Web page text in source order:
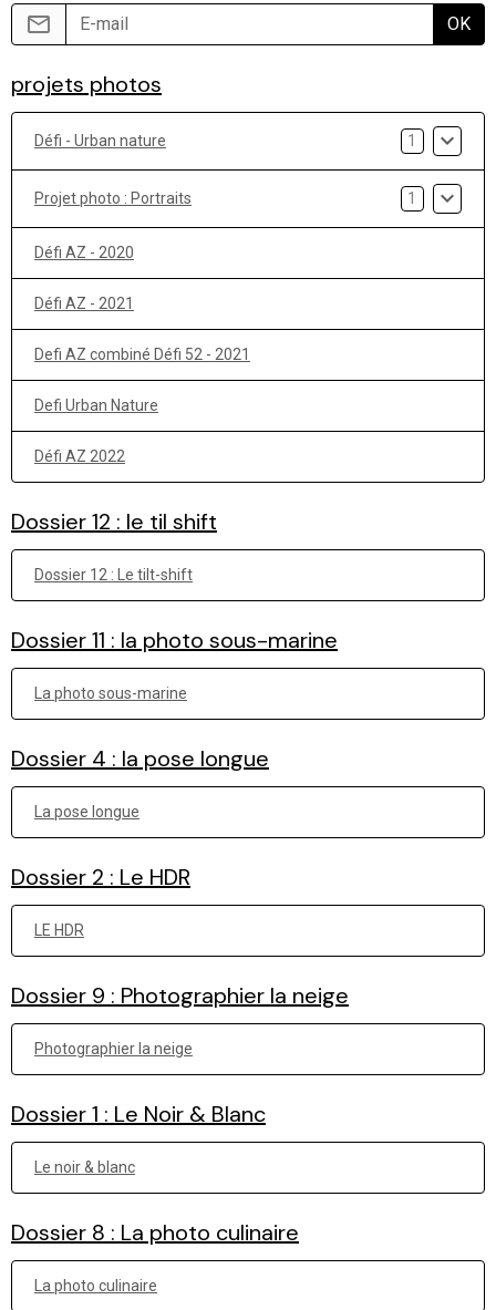
OK
projets photos
Défi - Urban nature 1
Projet photo : Portraits 1
Défi AZ - 2020
Défi AZ - 2021
Defi AZ combiné Défi 52 - 2021
Defi Urban Nature
Défi AZ 2022
Dossier 12 : le til shift
Dossier 12 : Le tilt-shift
Dossier 11 : la photo sous-marine
La photo sous-marine
Dossier 4 : la pose longue
La pose longue
Dossier 2 : Le HDR
LE HDR
Dossier 9 : Photographier la neige
Photographier la neige
Dossier 1 : Le Noir & Blanc
Le noir & blanc
Dossier 8 : La photo culinaire
La photo culinaire